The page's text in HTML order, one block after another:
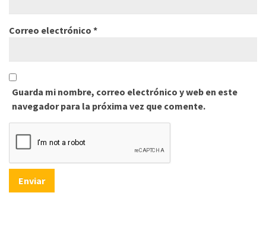
Correo electrónico *
Guarda mi nombre, correo electrónico y web en este
navegador para la próxima vez que comente.